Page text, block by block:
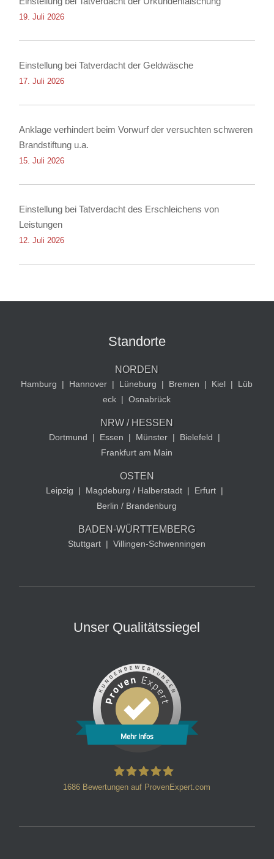
19. Juli 2026
Einstellung bei Tatverdacht der Geldwäsche
17. Juli 2026
Anklage verhindert beim Vorwurf der versuchten schweren
Brandstiftung u.a.
15. Juli 2026
Einstellung bei Tatverdacht des Erschleichens von
Leistungen
12. Juli 2026
Standorte
NORDEN
Hamburg | Hannover | Lüneburg | Bremen | Kiel |
Lüb
eck | Osnabrück
NRW / HESSEN
Dortmund | Essen | Münster | Bielefeld
|
Frankfurt am Main
OSTEN
Leipzig | Magdeburg / Halberstadt | Erfurt |
Berlin / Brandenburg
BADEN-WÜRTTEMBERG
Stuttgart | Villingen-Schwenningen
Unser Qualitätssiegel
Mehr Infos
1686 Bewertungen auf ProvenExpert.com